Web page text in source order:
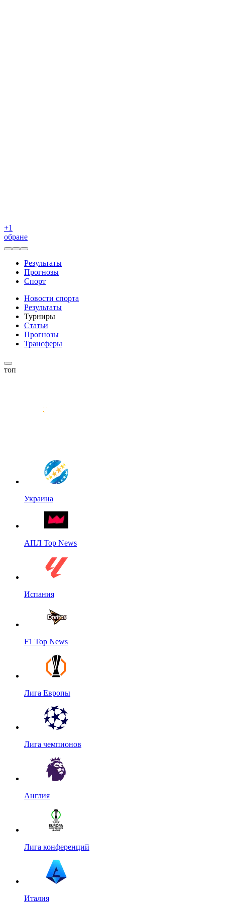
+1
обране
Результаты
Прогнозы
Спорт
Новости спорта
Результаты
Турниры
Статьи
Прогнозы
Трансферы
топ
Украина
АПЛ Top News
Испания
F1 Top News
Лига Европы
Лига чемпионов
Англия
Лига конференций
Италия